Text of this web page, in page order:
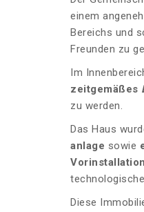
einem
Bereichs und
Freunden zu
Im
zeitgemäßes
zu werden.
Das Haus
anlage sowie
Diese